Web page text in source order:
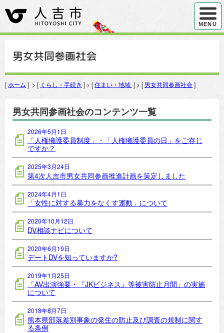
ハンバ
MENU
男女共同参画社会
[ ホーム ] > [ くらし・手続き ] > [住まい・地域 ] > [ 男女共同参画社会]
男女共同参画社会のコンテンツ一覧
2026年5月1日
「人権擁護委員制度」・「人権擁護委員の日」をご存じ
ですか？
2025年3月24日
第4次人吉市男女共同参画推進計画を策定しました
2024年4月1日
「女性に対する暴力をなくす運動」について
2020年10月12日
DV相談ナビについて
2020年6月19日
デートDVを知っていますか?
2019年1月25日
「AV出演強要・『JKビジネス』等被害防止月間」の実施
について
2018年8月7日
熊本県部落差別事象の発生の防止及び調査の規制に関す
る条例